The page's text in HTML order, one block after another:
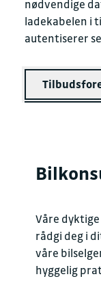
nødvendige
ladekabelen i
autentiserer
Våre
rådgi deg i
våre
hyggelig